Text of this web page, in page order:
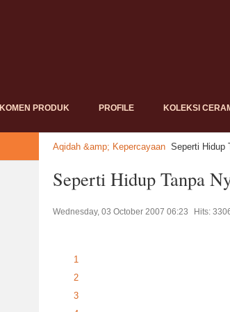
KOMEN PRODUK PROFILE KOLEKSI
Aqidah &amp; Kepercayaan Seperti Hidup
Seperti Hidup Tanpa
Wednesday, 03 October 2007 06:23 Hits:
1
2
3